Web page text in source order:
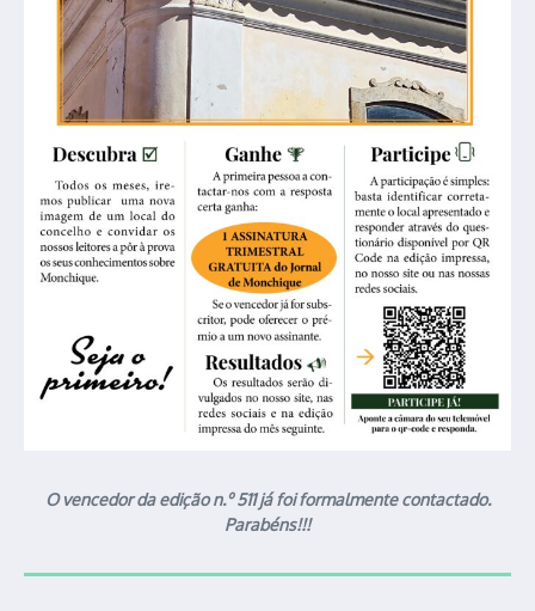
O vencedor da edição n.º 511 já foi formalmente contactado.
Parabéns!!!